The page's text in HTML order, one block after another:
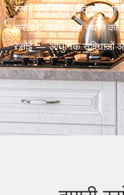
रसोई पुनर्निर्माण दृष्टिकोण
करता है जबकि उस स्थान को
रसोई — आधुनिक सुविधाओं